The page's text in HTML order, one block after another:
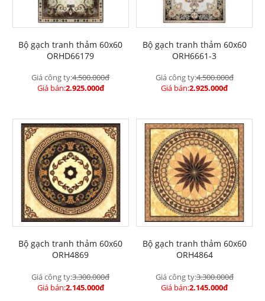
Bộ gạch tranh thảm 60x60
ORHD66179
Giá công ty:4.500.000đ
Giá bán:2.925.000đ
Bộ gạch tranh thảm 60x60
ORH6661-3
Giá công ty:4.500.000đ
Giá bán:2.925.000đ
Bộ gạch tranh thảm 60x60
ORH4869
Giá công ty:3.300.000đ
Giá bán:2.145.000đ
Bộ gạch tranh thảm 60x60
ORH4864
Giá công ty:3.300.000đ
Giá bán:2.145.000đ